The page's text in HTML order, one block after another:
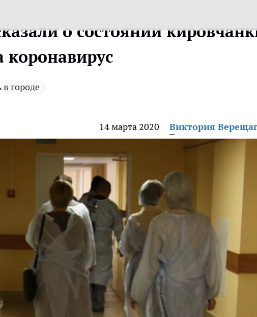
о состоянии
коронавирус
городе
14 марта 2020 Виктория